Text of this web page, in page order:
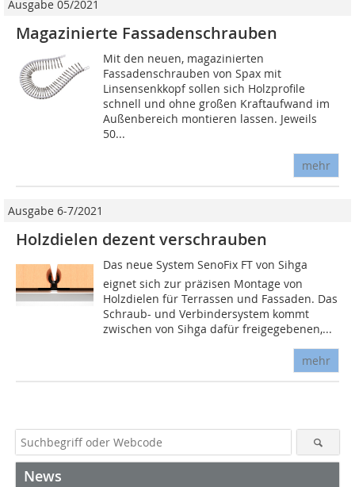
Ausgabe 05/2021
Magazinierte Fassadenschrauben
Mit den neuen, magazinierten
Fassadenschrauben von Spax mit
Linsensenkkopf sollen sich Holzprofile
schnell und ohne großen Kraftaufwand im
Außenbereich montieren lassen. Jeweils
50...
mehr
Ausgabe 6-7/2021
Holzdielen dezent verschrauben
Das neue System SenoFix FT von Sihga
eignet sich zur präzisen Montage von
Holzdielen für Terrassen und Fassaden. Das
Schraub- und Verbindersystem kommt
zwischen von Sihga dafür freigegebenen,...
mehr
News